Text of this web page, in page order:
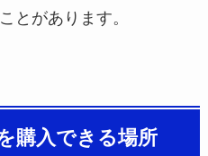
とがあります。
購入できる場所